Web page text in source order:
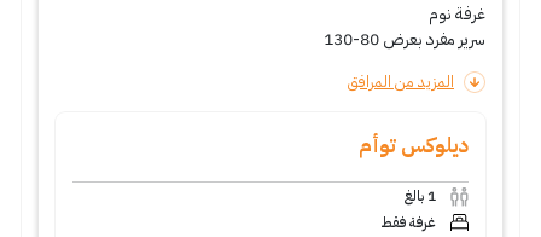
غرفة نوم
سرير مفرد بعرض 80-130
المزيد من المرافق
ديلوكس توأم
1 بالغ
غرفة فقط